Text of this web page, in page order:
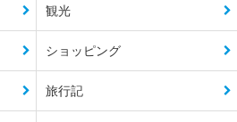
観光
ショッピング
旅行記